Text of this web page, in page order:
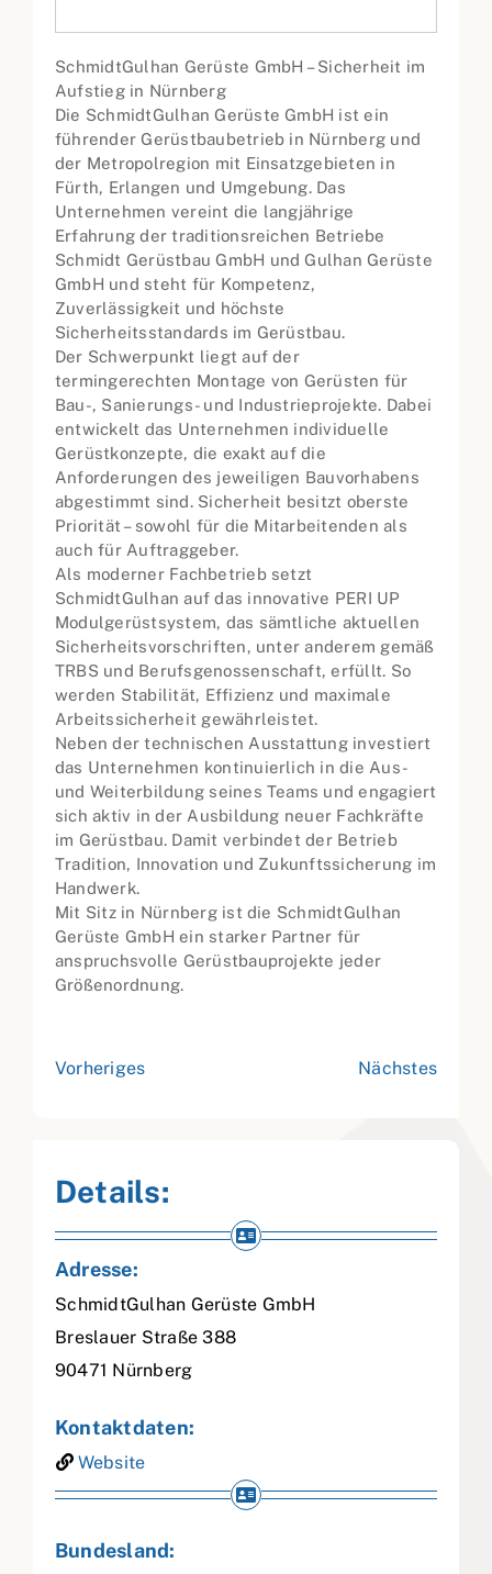
SchmidtGulhan Gerüste GmbH – Sicherheit im
Aufstieg in Nürnberg
Die SchmidtGulhan Gerüste GmbH ist ein
führender Gerüstbaubetrieb in Nürnberg und
der Metropolregion mit Einsatzgebieten in
Fürth, Erlangen und Umgebung. Das
Unternehmen vereint die langjährige
Erfahrung der traditionsreichen Betriebe
Schmidt Gerüstbau GmbH und Gulhan Gerüste
GmbH und steht für Kompetenz,
Zuverlässigkeit und höchste
Sicherheitsstandards im Gerüstbau.
Der Schwerpunkt liegt auf der
termingerechten Montage von Gerüsten für
Bau-, Sanierungs- und Industrieprojekte. Dabei
entwickelt das Unternehmen individuelle
Gerüstkonzepte, die exakt auf die
Anforderungen des jeweiligen Bauvorhabens
abgestimmt sind. Sicherheit besitzt oberste
Priorität – sowohl für die Mitarbeitenden als
auch für Auftraggeber.
Als moderner Fachbetrieb setzt
SchmidtGulhan auf das innovative PERI UP
Modulgerüstsystem, das sämtliche aktuellen
Sicherheitsvorschriften, unter anderem gemäß
TRBS und Berufsgenossenschaft, erfüllt. So
werden Stabilität, Effizienz und maximale
Arbeitssicherheit gewährleistet.
Neben der technischen Ausstattung investiert
das Unternehmen kontinuierlich in die Aus-
und Weiterbildung seines Teams und engagiert
sich aktiv in der Ausbildung neuer Fachkräfte
im Gerüstbau. Damit verbindet der Betrieb
Tradition, Innovation und Zukunftssicherung im
Handwerk.
Mit Sitz in Nürnberg ist die SchmidtGulhan
Gerüste GmbH ein starker Partner für
anspruchsvolle Gerüstbauprojekte jeder
Größenordnung.
Vorheriges Nächstes
Details:
Adresse:
SchmidtGulhan Gerüste GmbH
Breslauer Straße 388
90471 Nürnberg
Kontaktdaten:
Website
Bundesland: